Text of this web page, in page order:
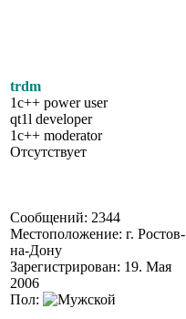
trdm
1c++ power user
qt1l developer
1c++ moderator
Отсутствует
Сообщений: 2344
Местоположение: г. Ростов-
на-Дону
Зарегистрирован: 19. Мая
2006
Пол: